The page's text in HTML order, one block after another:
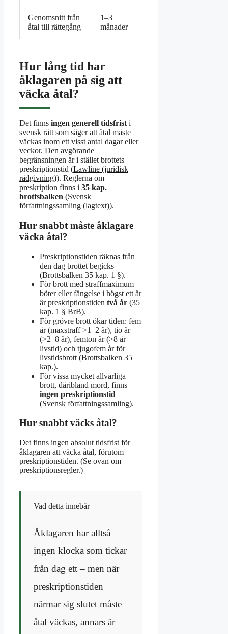
Genomsnitt från
åtal till rättegång
1–3
månader
Hur lång tid har
åklagaren på sig att
väcka åtal?
Det finns ingen generell tidsfrist i
svensk rätt som säger att åtal måste
väckas inom ett visst antal dagar eller
veckor. Den avgörande
begränsningen är i stället brottets
preskriptionstid (Lawline (juridisk
rådgivning)). Reglerna om
preskription finns i 35 kap.
brottsbalken (Svensk
författningssamling (lagtext)).
Hur snabbt måste åklagare
väcka åtal?
Preskriptionstiden räknas från
den dag brottet begicks
(Brottsbalken 35 kap. 1 §).
För brott med straffmaximum
böter eller fängelse i högst ett år
är preskriptionstiden två år (35
kap. 1 § BrB).
För grövre brott ökar tiden: fem
år (maxstraff >1–2 år), tio år
(>2–8 år), femton år (>8 år –
livstid) och tjugofem år för
livstidsbrott (Brottsbalken 35
kap.).
För vissa mycket allvarliga
brott, däribland mord, finns
ingen preskriptionstid
(Svensk författningssamling).
Hur snabbt väcks åtal?
Det finns ingen absolut tidsfrist för
åklagaren att väcka åtal, förutom
preskriptionstiden. (Se ovan om
preskriptionsregler.)
Vad detta innebär
Åklagaren har alltså
ingen klocka som tickar
från dag ett – men när
preskriptionstiden
närmar sig slutet måste
åtal väckas, annars är